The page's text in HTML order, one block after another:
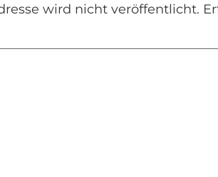
wird nicht veröffentlicht.